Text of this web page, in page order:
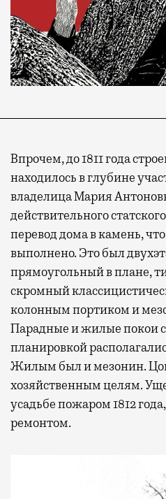
Впрочем, до 1811 года
находилось в глубине
владелица Мария
действительного
перевод дома в камень,
выполнено. Это был
прямоугольный в плане,
скромный
колонным портиком и
Парадные и жилые покои
планировкой
Жилым был и мезонин.
хозяйственным целям.
усадьбе пожаром 1812
ремонтом.